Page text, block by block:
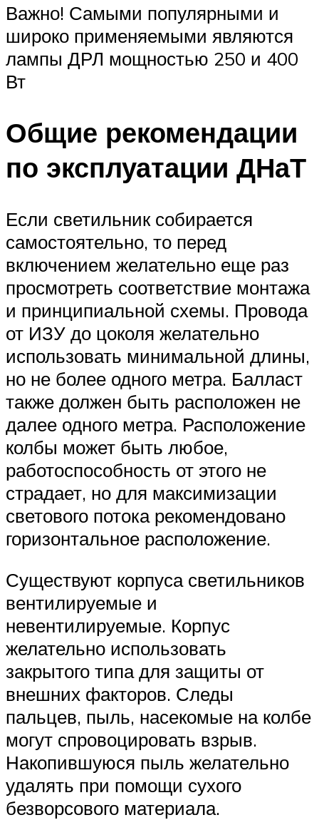
Важно! Самыми популярными и
широко применяемыми являются
лампы ДРЛ мощностью 250 и 400
Вт
Общие рекомендации
по эксплуатации ДНаТ
Если светильник собирается
самостоятельно, то перед
включением желательно еще раз
просмотреть соответствие монтажа
и принципиальной схемы. Провода
от ИЗУ до цоколя желательно
использовать минимальной длины,
но не более одного метра. Балласт
также должен быть расположен не
далее одного метра. Расположение
колбы может быть любое,
работоспособность от этого не
страдает, но для максимизации
светового потока рекомендовано
горизонтальное расположение.
Существуют корпуса светильников
вентилируемые и
невентилируемые. Корпус
желательно использовать
закрытого типа для защиты от
внешних факторов. Следы
пальцев, пыль, насекомые на колбе
могут спровоцировать взрыв.
Накопившуюся пыль желательно
удалять при помощи сухого
безворсового материала.